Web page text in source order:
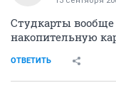
Студкарты вообще
накопительную
ОТВЕТИТЬ